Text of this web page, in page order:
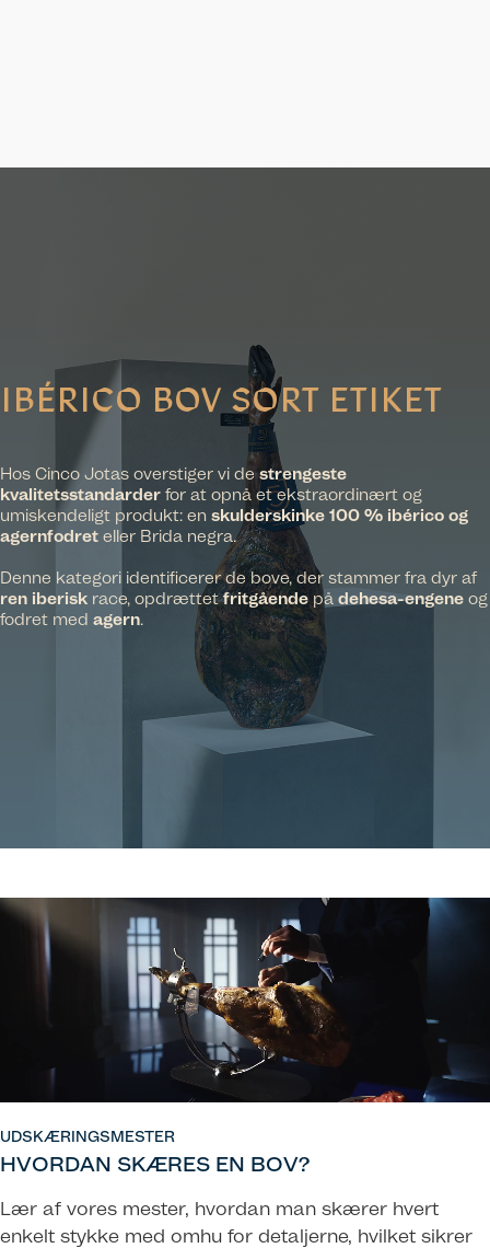
IBÉRICO BOV SORT ETIKET
Hos Cinco Jotas overstiger vi destrengeste
kvalitetsstandarder for at opnå et ekstraordinært og
umiskendeligt produkt: en skulderskinke 100 % ibérico og
agernfodret eller Brida negra.
Denne kategori identificerer de bove, der stammer fra dyr af
ren iberisk race, opdrættetfritgåendepå dehesa-engene og
fodret med agern.
UDSKÆRINGSMESTER
HVORDAN SKÆRES EN BOV?
Lær af vores mester, hvordan man skærer hvert
enkelt stykke med omhu for detaljerne, hvilket sikrer